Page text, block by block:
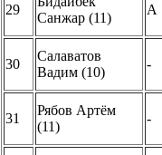
29
Санжар (11)
A
30
Салаватов
Вадим (10)
-
31
Рябов Артём
(11)
-